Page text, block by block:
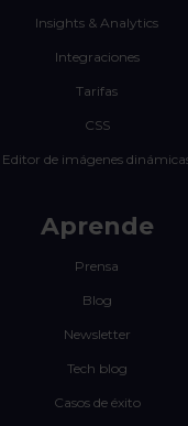
Insights & Analytics
Integraciones
Tarifas
CSS
Editor de imágenes
Aprende
Prensa
Blog
Newsletter
Tech blog
Casos de éxito